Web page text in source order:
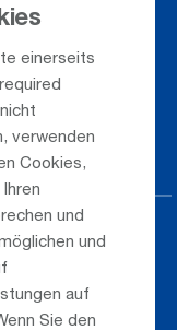
einerseits
verwenden
Cookies,
und
und
auf
Sie den